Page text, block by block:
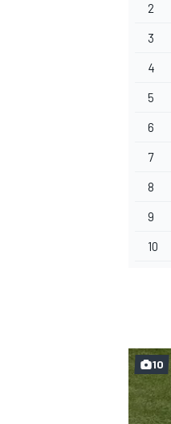
2
3
4
5
6
7
8
9
10
10